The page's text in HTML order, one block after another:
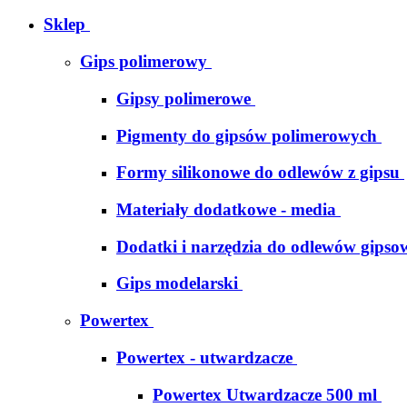
Sklep
Gips polimerowy
Gipsy polimerowe
Pigmenty do gipsów polimerowych
Formy silikonowe do odlewów z gipsu
Materiały dodatkowe - media
Dodatki i narzędzia do odlewów
Gips modelarski
Powertex
Powertex - utwardzacze
Powertex Utwardzacze 500 ml